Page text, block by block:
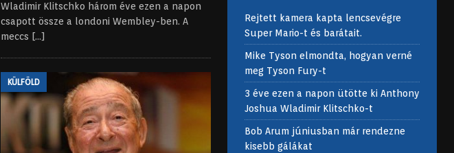
Wladimir Klitschko három éve ezen a napon
csapott össze a londoni Wembley-ben. A
meccs [...]
KÜLFÖLD
Rejtett kamera kapta lencsevégre
Super Mario-t és barátait.
Mike Tyson elmondta, hogyan verné
meg Tyson Fury-t
3 éve ezen a napon ütötte ki Anthony
Joshua Wladimir Klitschko-t
Bob Arum júniusban már rendezne
kisebb gálákat